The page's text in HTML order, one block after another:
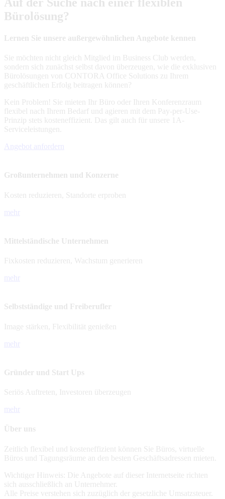
Bürolösung?
Lernen Sie unsere außergewöhnlichen Angebote kennen
Sie möchten nicht gleich Mitglied im Business Club werden,
sondern sich zunächst selbst davon überzeugen, wie die exklusiven
Bürolösungen von CONTORA Office Solutions zu Ihrem
geschäftlichen Erfolg beitragen können?
Kein Problem! Sie mieten Ihr Büro oder Ihren Konferenzraum
flexibel nach Ihrem Bedarf und agieren mit dem Pay-per-Use-
Prinzip stets kosteneffizient. Das gilt auch für unsere 1A-
Serviceleistungen.
Angebot anfordern
Großunternehmen und Konzerne
Kosten reduzieren, Standorte erproben
mehr
Mittelständische Unternehmen
Fixkosten reduzieren, Wachstum generieren
mehr
Selbstständige und Freiberufler
Image stärken, Flexibilität genießen
mehr
Gründer und Start Ups
Seriös Auftreten, Investoren überzeugen
mehr
Über uns
Zeitlich flexibel und kosteneffizient können Sie Büros, virtuelle
Büros und Tagungsräume an den besten Geschäftsadressen mieten.
Wichtiger Hinweis: Die Angebote auf dieser Internetseite richten
sich ausschließlich an Unternehmer.
Alle Preise verstehen sich zuzüglich der gesetzliche Umsatzsteuer.